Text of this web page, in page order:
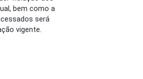
bem como a
será
vigente.